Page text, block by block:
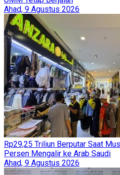
Ahad, 9 Agustus 2026
Rp29,25 Triliun Berputar Saat
Persen Mengalir ke Arab Saudi
Ahad, 9 Agustus 2026